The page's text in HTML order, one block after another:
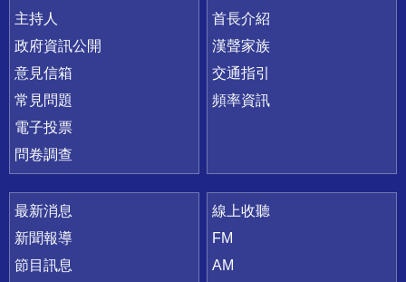
主持人
政府資訊公開
意見信箱
常見問題
電子投票
問卷調查
首長介紹
漢聲家族
交通指引
頻率資訊
最新消息
新聞報導
節目訊息
線上收聽
FM
AM